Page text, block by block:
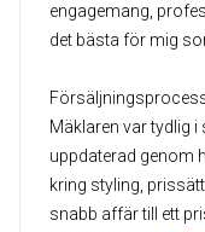
engagemang,
det bästa för mig
Mäklaren var tydlig
uppdaterad genom
kring styling,
snabb affär till ett